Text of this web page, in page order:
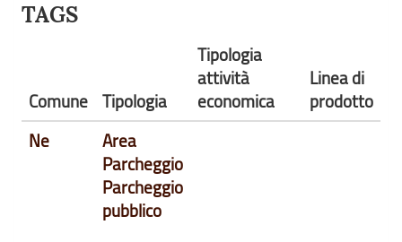
TAGS
Comune Tipologia
Tipologia
attività
economica
Linea di
prodotto
Ne
Area
Parcheggio
Parcheggio
pubblico